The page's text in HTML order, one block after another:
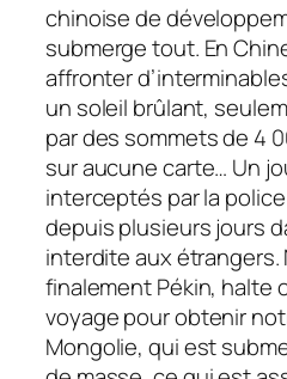
chinoise de
submerge tout. En
affronter
un soleil brûlant,
par des sommets de 4
sur aucune carte… Un
interceptés par la
depuis plusieurs jours
interdite aux
finalement Pékin, halte
voyage pour obtenir
Mongolie, qui est